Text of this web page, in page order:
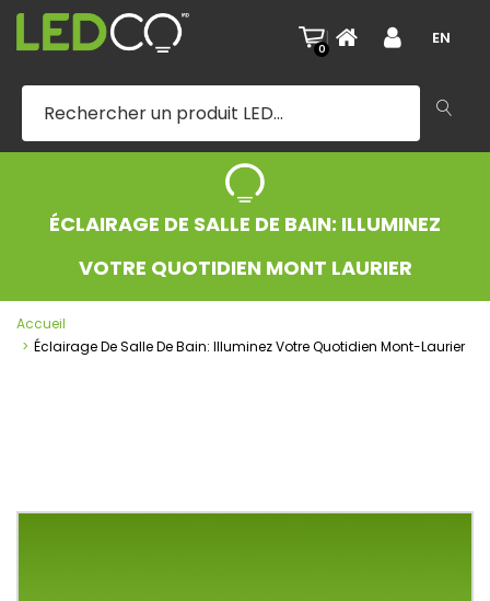
0
| EN
ÉCLAIRAGE DE SALLE DE BAIN: ILLUMINEZ
VOTRE QUOTIDIEN MONT LAURIER
Accueil
Éclairage De Salle De Bain: Illuminez Votre Quotidien Mont-Laurier